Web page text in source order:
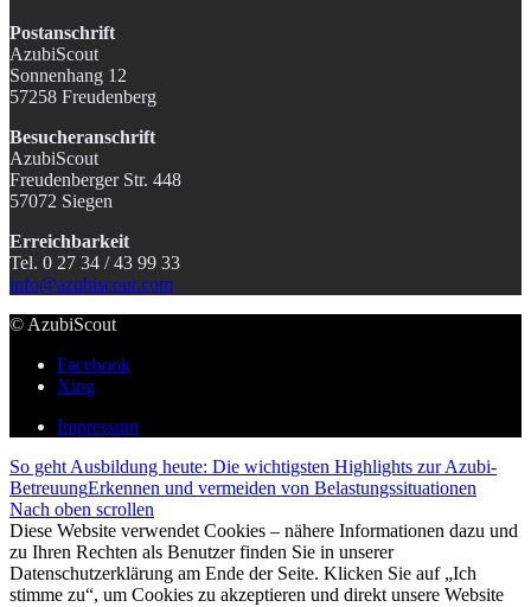
Postanschrift
AzubiScout
Sonnenhang 12
57258 Freudenberg
Besucheranschrift
AzubiScout
Freudenberger Str. 448
57072 Siegen
Erreichbarkeit
Tel. 0 27 34 / 43 99 33
info@azubiscout.com
© AzubiScout
Facebook
Xing
Impressum
So geht Ausbildung heute: Die wichtigsten Highlights zur Azubi-
BetreuungErkennen und vermeiden von Belastungssituationen
Nach oben scrollen
Diese Website verwendet Cookies – nähere Informationen dazu und
zu Ihren Rechten als Benutzer finden Sie in unserer
Datenschutzerklärung am Ende der Seite. Klicken Sie auf „Ich
stimme zu“, um Cookies zu akzeptieren und direkt unsere Website